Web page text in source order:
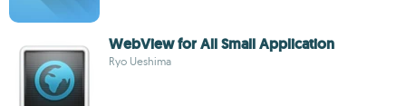
WebView for All Small Application
Ryo Ueshima